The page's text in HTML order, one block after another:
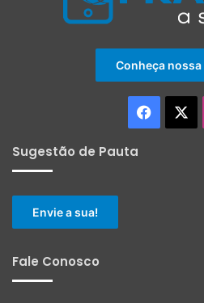
Conheça
Sugestão de Pauta
Envie a sua!
Fale Conosco